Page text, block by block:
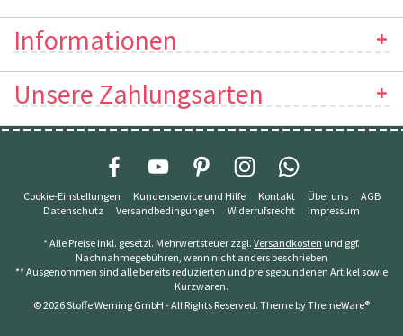
Informationen
Unsere Zahlungsarten
Cookie-Einstellungen Kundenservice und Hilfe Kontakt Über uns
AGB
Datenschutz
Versandbedingungen Widerrufsrecht Impressum
* Alle Preise inkl. gesetzl. Mehrwertsteuer zzgl. Versandkosten und ggf.
Nachnahmegebühren, wenn nicht anders beschrieben
** Ausgenommen sind alle bereits reduzierten und preisgebundenen Artikel sowie
Kurzwaren.
© 2026 Stoffe Werning GmbH - All Rights Reserved. Theme byThemeWare®